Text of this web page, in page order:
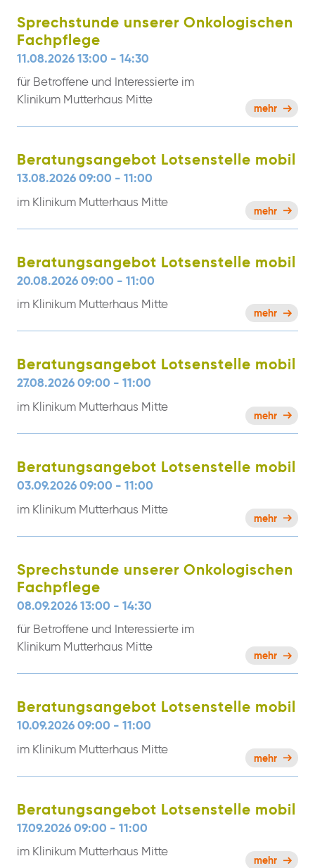
Sprechstunde unserer Onkologischen
Fachpflege
11.08.2026 13:00 - 14:30
für Betroffene und Interessierte im
Klinikum Mutterhaus Mitte
mehr
Beratungsangebot Lotsenstelle mobil
13.08.2026 09:00 - 11:00
im Klinikum Mutterhaus Mitte
mehr
Beratungsangebot Lotsenstelle mobil
20.08.2026 09:00 - 11:00
im Klinikum Mutterhaus Mitte
mehr
Beratungsangebot Lotsenstelle mobil
27.08.2026 09:00 - 11:00
im Klinikum Mutterhaus Mitte
mehr
Beratungsangebot Lotsenstelle mobil
03.09.2026 09:00 - 11:00
im Klinikum Mutterhaus Mitte
mehr
Sprechstunde unserer Onkologischen
Fachpflege
08.09.2026 13:00 - 14:30
für Betroffene und Interessierte im
Klinikum Mutterhaus Mitte
mehr
Beratungsangebot Lotsenstelle mobil
10.09.2026 09:00 - 11:00
im Klinikum Mutterhaus Mitte
mehr
Beratungsangebot Lotsenstelle mobil
17.09.2026 09:00 - 11:00
im Klinikum Mutterhaus Mitte
mehr